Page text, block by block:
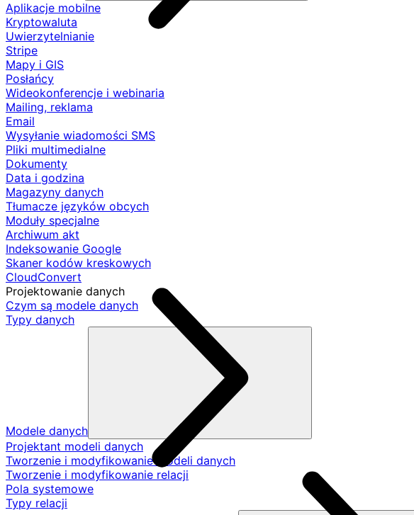
Aplikacje mobilne
Kryptowaluta
Uwierzytelnianie
Stripe
Mapy i GIS
Posłańcy
Wideokonferencje i webinaria
Mailing, reklama
Email
Wysyłanie wiadomości SMS
Pliki multimedialne
Dokumenty
Data i godzina
Magazyny danych
Tłumacze języków obcych
Moduły specjalne
Archiwum akt
Indeksowanie Google
Skaner kodów kreskowych
CloudConvert
Projektowanie danych
Czym są modele danych
Typy danych
Modele danych
Projektant modeli danych
Tworzenie i modyfikowanie modeli danych
Tworzenie i modyfikowanie relacji
Pola systemowe
Typy relacji